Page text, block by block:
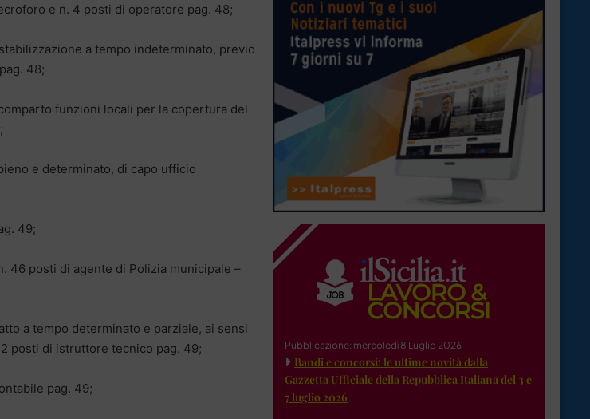
e n. 4 posti di operatore pag. 48;
a tempo indeterminato, previo
48;
funzioni locali per la copertura del
e determinato, di capo ufficio
49;
46 posti di agente di Polizia municipale –
a tempo determinato e parziale, ai sensi
posti di istruttore tecnico pag. 49;
pag. 49;
Pubblicazione: mercoledì 8 Luglio 2026
Bandi e concorsi: le ultime novità dalla
Gazzetta Ufficiale della Repubblica Italiana del 3 e
7 luglio 2026